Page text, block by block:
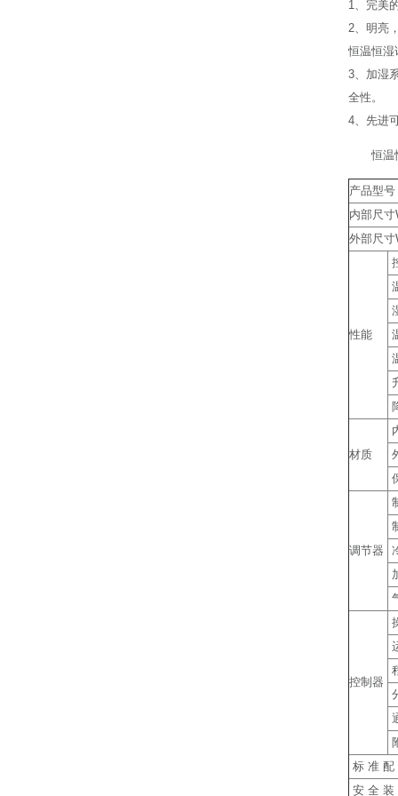
1、完美
2、明亮
恒温恒湿
3、加湿
全性。
4、先进
恒温
产品型号
内部尺
外部尺
性能
材质
调节器
控制器
标 准 配
安 全 装